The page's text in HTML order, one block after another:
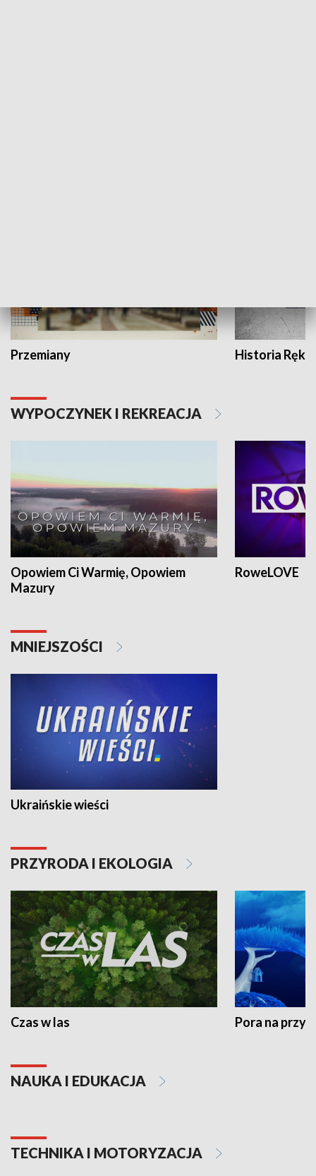
Przemiany Historia Ręką
WYPOCZYNEK I REKREACJA
Opowiem Ci Warmię, Opowiem
Mazury
RoweLOVE
MNIEJSZOŚCI
Ukraińskie wieści
PRZYRODA I EKOLOGIA
Czas w las Pora na
NAUKA I EDUKACJA
TECHNIKA I MOTORYZACJA